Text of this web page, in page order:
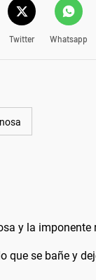
Twitter Whatsapp
y la imponente
que se bañe y